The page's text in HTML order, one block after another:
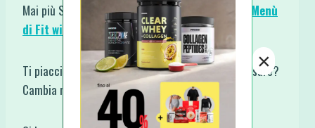
Mai più Senza Idee. Scopri gliEbooks, i Libri e i Menù
di Fit with Fun
Ti piacciono i Dolcima hai paura facciano ingrassare?
Cambia mentalità!
×